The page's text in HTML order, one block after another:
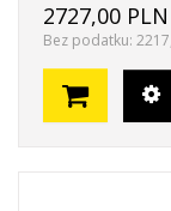
2727,00 PLN
Bez podatku: